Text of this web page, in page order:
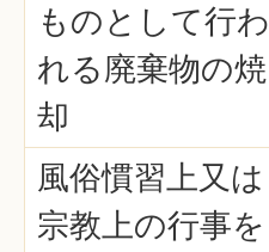
ものとして行わ
れる廃棄物の焼
却
風俗慣習上又は
宗教上の行事を